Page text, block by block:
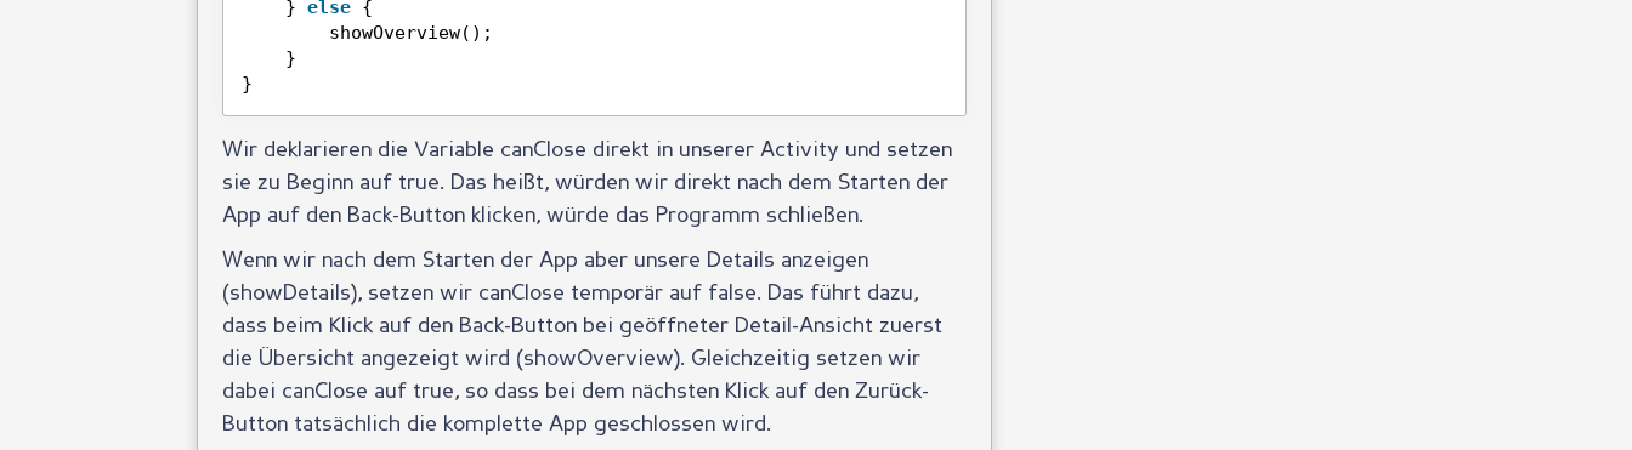
} else {
showOverview();
}
}
Wir deklarieren die Variable canClose direkt in unserer Activity und setzen
sie zu Beginn auf true. Das heißt, würden wir direkt nach dem Starten der
App auf den Back-Button klicken, würde das Programm schließen.
Wenn wir nach dem Starten der App aber unsere Details anzeigen
(showDetails), setzen wir canClose temporär auf false. Das führt dazu,
dass beim Klick auf den Back-Button bei geöffneter Detail-Ansicht zuerst
die Übersicht angezeigt wird (showOverview). Gleichzeitig setzen wir
dabei canClose auf true, so dass bei dem nächsten Klick auf den Zurück-
Button tatsächlich die komplette App geschlossen wird.